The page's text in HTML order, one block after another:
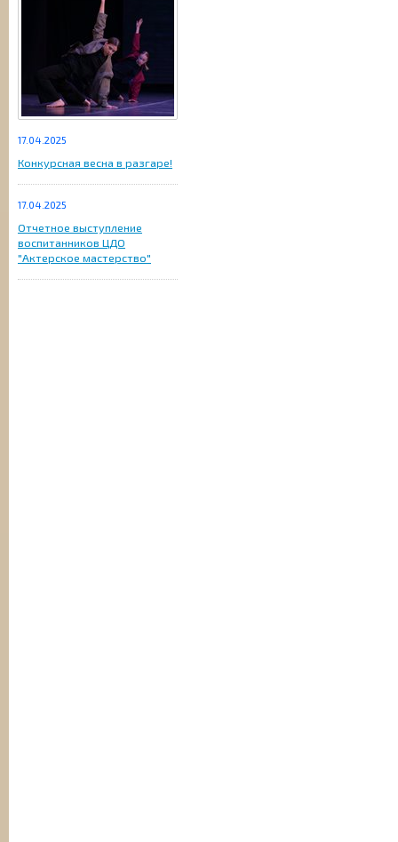
17.04.2025
Конкурсная весна в разгаре!
17.04.2025
Отчетное выступление
воспитанников ЦДО
"Актерское мастерство"